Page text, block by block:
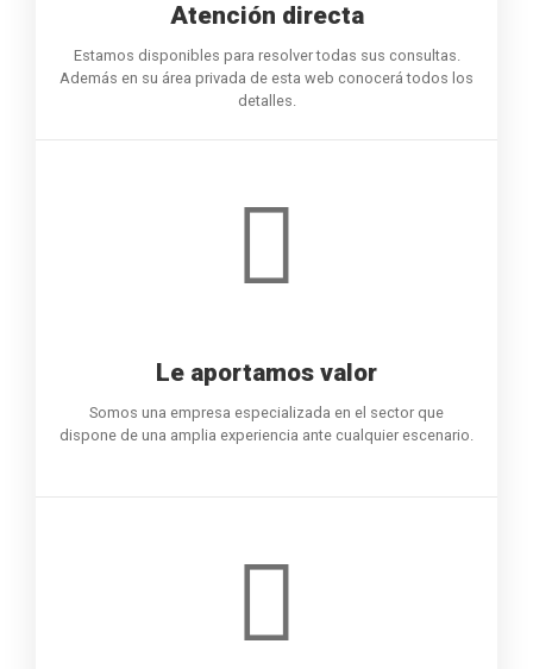
Atención directa
Estamos disponibles para resolver todas sus consultas.
Además en su área privada de esta web conocerá todos los
detalles.
Le aportamos valor
Somos una empresa especializada en el sector que
dispone de una amplia experiencia ante cualquier escenario.